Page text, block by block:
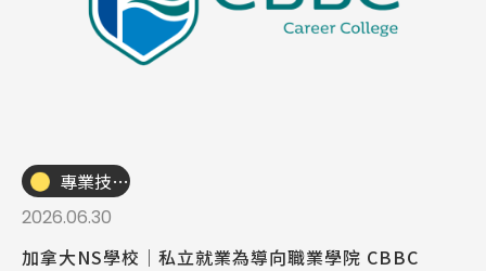
專業技職｜海外工讀
2026.06.30
加拿大NS學校│私立就業為導向職業學院 CBBC